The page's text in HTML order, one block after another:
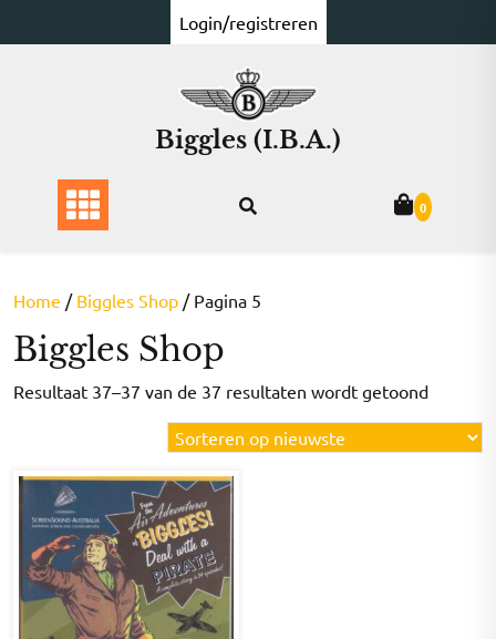
naar
Login/registreren
Biggles (I.B.A.)
0
Home / Biggles Shop / Pagina 5
Biggles Shop
Resultaat 37–37 van de 37 resultaten wordt getoond
op